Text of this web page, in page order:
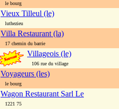
le bourg
Vieux Tilleul (le)
luthezieu
Villa Restaurant (la)
17 chemin du barrie
Villageois (le)
106 rue du village
Voyageurs (les)
le bourg
Wagon Restaurant Sarl Le
1221 75